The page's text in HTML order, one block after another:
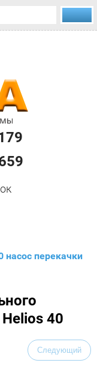
насос перекачки
40
Следующий